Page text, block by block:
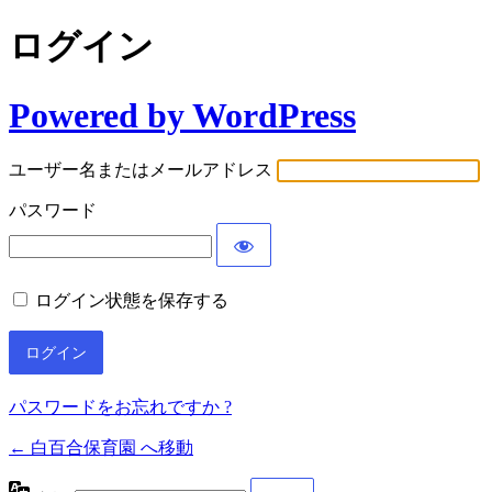
ログイン
Powered by WordPress
ユーザー名またはメールアドレス
パスワード
ログイン状態を保存する
パスワードをお忘れですか ?
← 白百合保育園 へ移動